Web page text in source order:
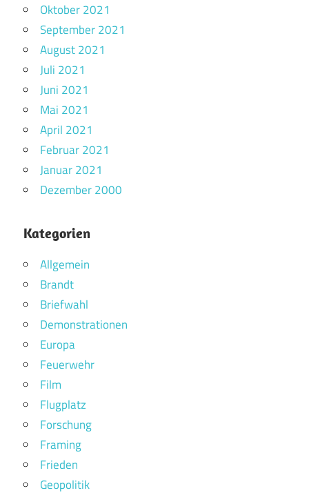
Oktober 2021
September 2021
August 2021
Juli 2021
Juni 2021
Mai 2021
April 2021
Februar 2021
Januar 2021
Dezember 2000
Kategorien
Allgemein
Brandt
Briefwahl
Demonstrationen
Europa
Feuerwehr
Film
Flugplatz
Forschung
Framing
Frieden
Geopolitik